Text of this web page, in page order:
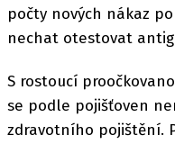
počty nových nákaz
nechat otestovat
S rostoucí
se podle pojišťoven
zdravotního pojištění.